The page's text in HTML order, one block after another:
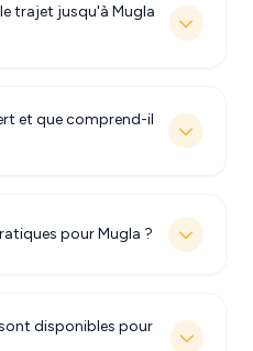
trajet jusqu'à Mugla
et que comprend-il
pour Mugla ?
disponibles pour